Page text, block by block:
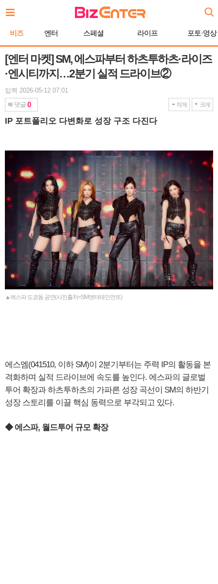
문
기
비즈 엔터 스페셜 라이프 포토·영상
[엔터 마켓] SM, 에스파부터 하츠투하츠·라이즈
·엔시티까지…2분기 실적 드라이브②
입력 2026-05-12 07:01
댓글 0 작게 크게
IP 포트폴리오 다변화로 성장 구조 다진다
▲에스파 도쿄돔 공연(사진출처=SM엔터테인먼트)
에스엠(041510, 이하 SM)이 2분기부터는 주력 IP의 활동을 본
격화하며 실적 드라이브에 속도를 높인다. 에스파의 글로벌
투어 확장과 하츠투하츠의 가파른 성장 곡선이 SM의 하반기
성장 스토리를 이끌 핵심 동력으로 부각되고 있다.
◆ 에스파, 월드투어 규모 확장